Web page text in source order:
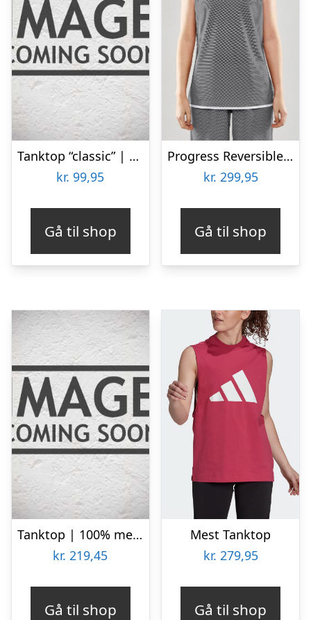
Tanktop “classic” | 100% bomuld | Sort
kr. 99,95
Gå til shop
Progress Reversible Basketball Tanktop
kr. 299,95
Gå til shop
Tanktop | 100% merino uld | Blå
kr. 219,45
Gå til shop
Mest Tanktop
kr. 279,95
Gå til shop